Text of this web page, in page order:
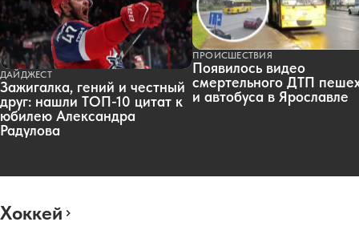
ДАЙДЖЕСТ
Зажигалка, гений и честный
друг: нашли ТОП-10 цитат к
юбилею Александра
Радулова
ПРОИСШЕСТВИЯ
Появилось видео
смертельного ДТП
и автобуса в Ярославле
Хоккей